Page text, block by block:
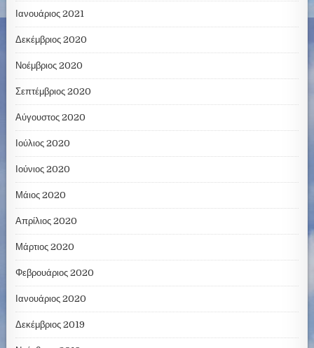
Ιανουάριος 2021
Δεκέμβριος 2020
Νοέμβριος 2020
Σεπτέμβριος 2020
Αύγουστος 2020
Ιούλιος 2020
Ιούνιος 2020
Μάιος 2020
Απρίλιος 2020
Μάρτιος 2020
Φεβρουάριος 2020
Ιανουάριος 2020
Δεκέμβριος 2019